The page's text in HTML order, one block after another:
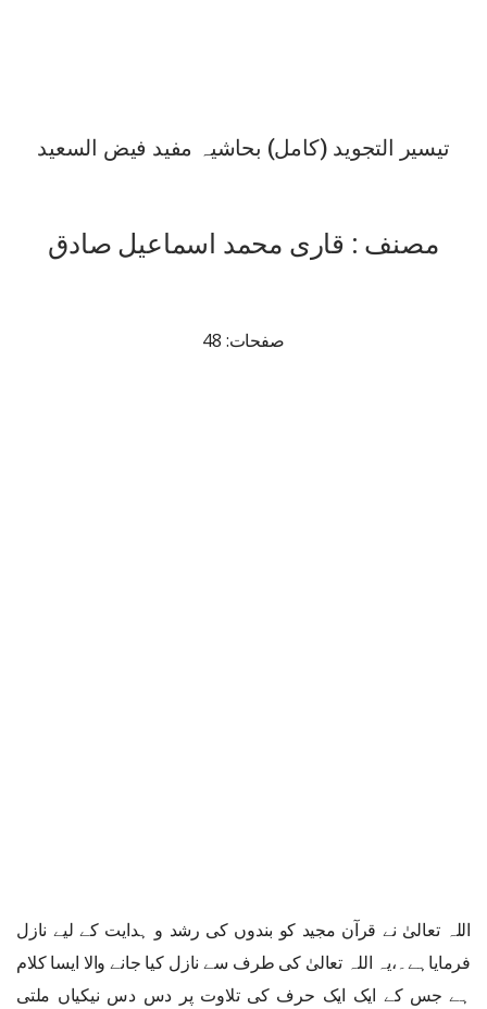
تیسیر التجوید (کامل) بحاشیہ مفید فیض السعید
مصنف : قاری محمد اسماعیل صادق
صفحات: 48
اللہ تعالیٰ نے قرآن مجید کو بندوں کی رشد و ہدایت کے لیے نازل
فرمایاہے۔،یہ اللہ تعالیٰ کی طرف سے نازل کیا جانے والا ایسا کلام
ہے جس کے ایک ایک حرف کی تلاوت پر دس دس نیکیاں ملتی